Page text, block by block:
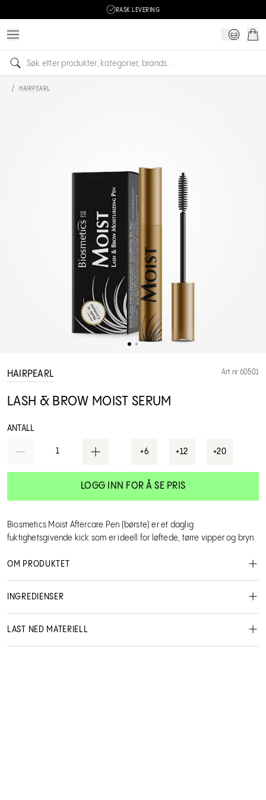
RASK LEVERING
/ HAIRPEARL
HAIRPEARL Art.nr 60501
LASH & BROW MOIST SERUM
ANTALL
1 +6 +12 +20
LOGG INN FOR Å SE PRIS
Biosmetics Moist Aftercare Pen (børste) er et daglig
fuktighetsgivende kick som er ideell for løftede, tørre vipper og bryn.
OM PRODUKTET
INGREDIENSER
LAST NED MATERIELL